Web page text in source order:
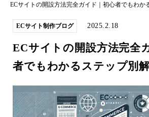
ECサイトの開設方法完全ガイド｜初心者でもわか
ECサイト制作ブログ 2025.2.18
ECサイトの開設方法完全
者でもわかるステップ別